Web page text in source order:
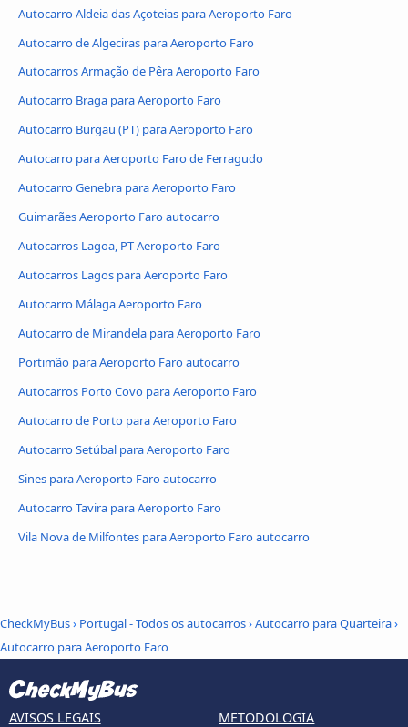
Autocarro Aldeia das Açoteias para Aeroporto Faro
Autocarro de Algeciras para Aeroporto Faro
Autocarros Armação de Pêra Aeroporto Faro
Autocarro Braga para Aeroporto Faro
Autocarro Burgau (PT) para Aeroporto Faro
Autocarro para Aeroporto Faro de Ferragudo
Autocarro Genebra para Aeroporto Faro
Guimarães Aeroporto Faro autocarro
Autocarros Lagoa, PT Aeroporto Faro
Autocarros Lagos para Aeroporto Faro
Autocarro Málaga Aeroporto Faro
Autocarro de Mirandela para Aeroporto Faro
Portimão para Aeroporto Faro autocarro
Autocarros Porto Covo para Aeroporto Faro
Autocarro de Porto para Aeroporto Faro
Autocarro Setúbal para Aeroporto Faro
Sines para Aeroporto Faro autocarro
Autocarro Tavira para Aeroporto Faro
Vila Nova de Milfontes para Aeroporto Faro autocarro
CheckMyBus› Portugal - Todos os autocarros›Autocarro para Quarteira›
Autocarro para Aeroporto Faro
AVISOS LEGAIS METODOLOGIA